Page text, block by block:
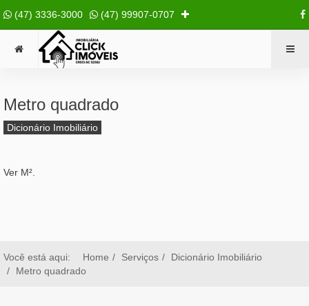
(47) 3336-3000 (47) 99907-0707
Metro quadrado
Dicionário Imobiliário
Ver M².
Você está aqui: Home Serviços
Dicionário Imobiliário
Metro quadrado